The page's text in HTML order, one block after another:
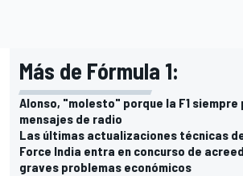
Más de Fórmula 1:
Alonso, "molesto" porque la F1 siempre
mensajes de radio
Las últimas actualizaciones técnicas
Force India entra en concurso de
graves problemas económicos